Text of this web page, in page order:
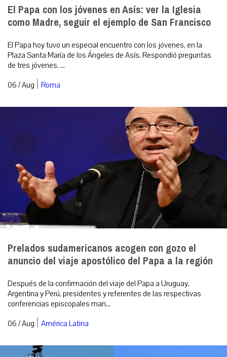
El Papa con los jóvenes en Asís: ver la Iglesia
como Madre, seguir el ejemplo de San Francisco
El Papa hoy tuvo un especial encuentro con los jóvenes, en la
Plaza Santa María de los Ángeles de Asís. Respondió preguntas
de tres jóvenes. ...
06 / Aug | Roma
Prelados sudamericanos acogen con gozo el
anuncio del viaje apostólico del Papa a la región
Después de la confirmación del viaje del Papa a Uruguay,
Argentina y Perú, presidentes y referentes de las respectivas
conferencias episcopales man...
06 / Aug | América Latina